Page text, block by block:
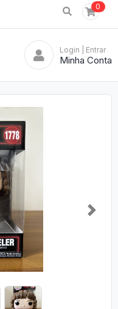
0
Login | Entrar
Minha Conta
Next